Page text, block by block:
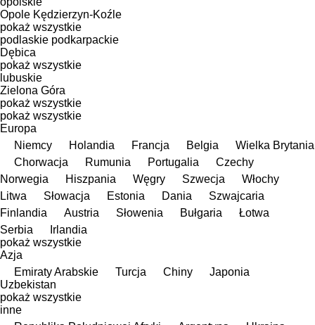
Opole Kędzierzyn-Koźle
pokaż wszystkie
podlaskie podkarpackie
Dębica
pokaż wszystkie
lubuskie
Zielona Góra
pokaż wszystkie
pokaż wszystkie
Europa
Niemcy
Holandia Francja Belgia
Wielka Brytania
Chorwacja
Rumunia Portugalia
Czechy
Norwegia
Hiszpania Węgry Szwecja
Włochy
Litwa
Słowacja Estonia Dania
Szwajcaria
Finlandia
Austria Słowenia Bułgaria
Łotwa
Serbia
Irlandia
pokaż wszystkie
Azja
Emiraty Arabskie
Turcja Chiny
Japonia
Uzbekistan
pokaż wszystkie
inne